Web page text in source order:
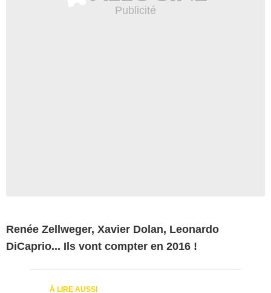
Renée Zellweger, Xavier Dolan, Leonardo
DiCaprio... Ils vont compter en 2016 !